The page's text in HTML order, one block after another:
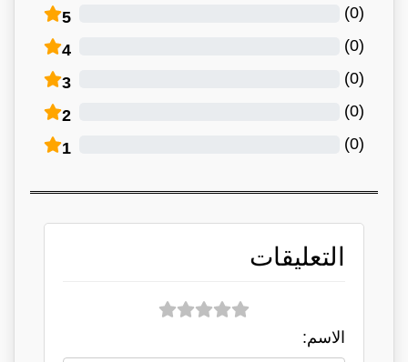
5 (
0
)
4 (
0
)
3 (
0
)
2 (
0
)
1 (
0
)
التعليقات
الاسم: